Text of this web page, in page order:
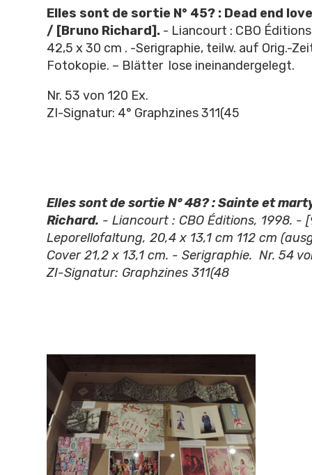
Elles sont de sortie N° 45? : Dead end
/ [Bruno Richard].- Liancourt : CBO
42,5 x 30 cm . -Serigraphie, teilw. auf Orig.-
Fotokopie. – Blätter lose ineinandergelegt.
Nr. 53 von 120 Ex.
ZI-Signatur: 4° Graphzines 311(45
Elles sont de sortie N° 48? : Sainte et
Richard. - Liancourt : CBO Éditions, 1998. -
Leporellofaltung, 20,4 x 13,1 cm 112 cm
Cover 21,2 x 13,1 cm. - Serigraphie. Nr. 54
ZI-Signatur: Graphzines 311(48